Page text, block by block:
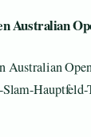
Australian
Australian
Slam-